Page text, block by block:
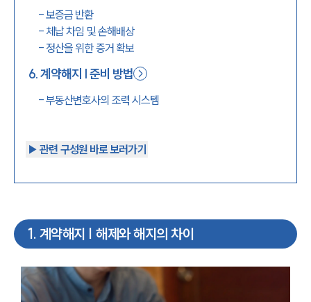
-보증금 반환
- 체납 차임 및 손해배상
- 정산을 위한 증거 확보
6.계약해지 | 준비 방법
-부동산변호사의 조력 시스템
▶︎ 관련 구성원 바로 보러가기
1. 계약해지 | 해제와 해지의 차이